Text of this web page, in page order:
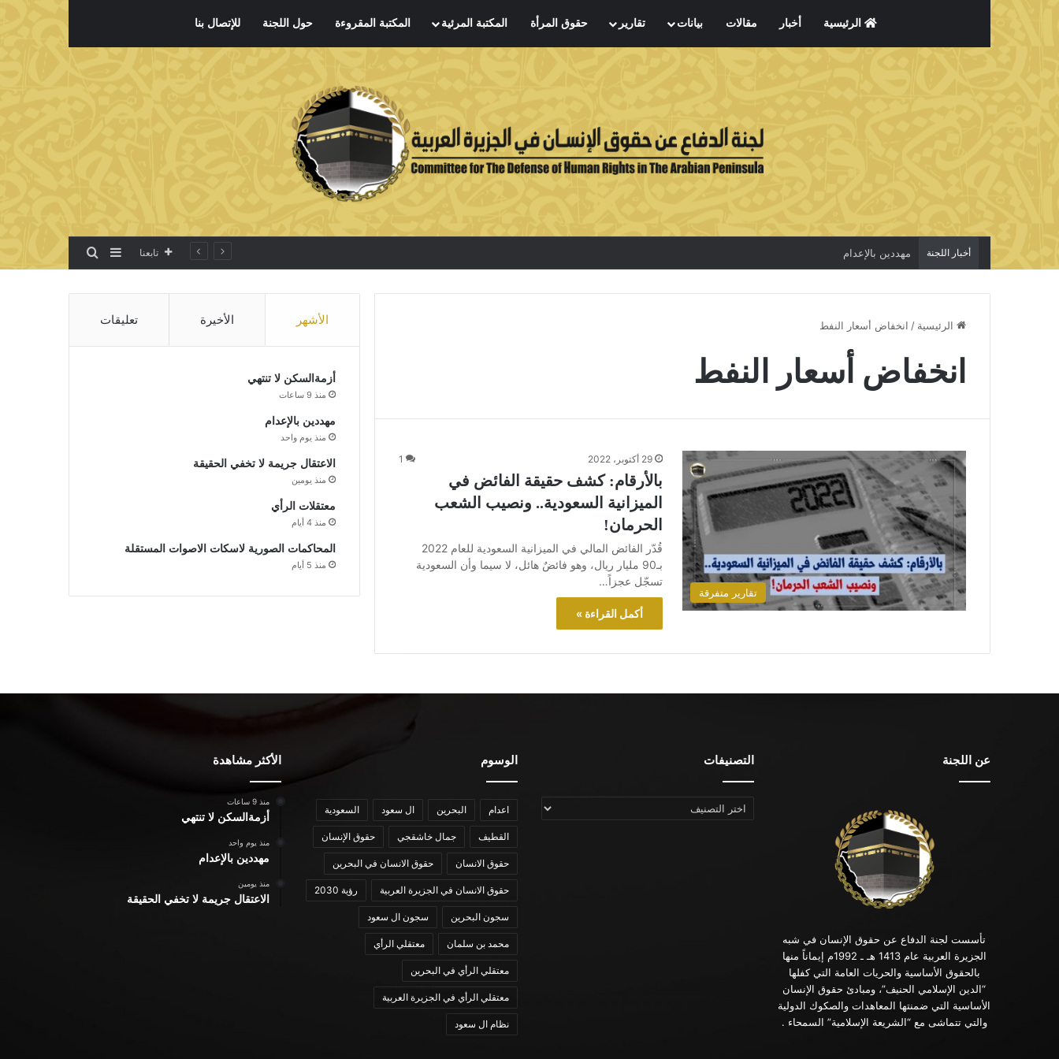
الرئيسية أخبار مقالات بيانات تقارير حقوق المرأة المكتبة المرئية المكتبة المقروءة حول اللجنة للإتصال بنا
أخبار اللجنة مهددين بالإعدام تابعنا إضافة عمود جانبي
بحث عن
الرئيسية / انخفاض أسعار النفط
انخفاض أسعار النفط
تقارير متفرقة
29 أكتوبر، 2022 1
بالأرقام: كشف حقيقة الفائض في
الميزانية السعودية.. ونصيب الشعب
الحرمان!
قُدّر الفائض المالي في الميزانية السعودية للعام 2022
بـ90 مليار ريال، وهو فائضٌ هائل، لا سيما وأن السعودية
تسجّل عجزاً…
أكمل القراءة »
الأشهر الأخيرة تعليقات
أزمةالسكن لا تنتهي
منذ 9 ساعات
مهددين بالإعدام
منذ يوم واحد
الاعتقال جريمة لا تخفي الحقيقة
منذ يومين
معتقلات الرأي
منذ 4 أيام
المحاكمات الصورية لاسكات الاصوات المستقلة
منذ 5 أيام
عن اللجنة
تأسست لجنة الدفاع عن حقوق الإنسان في شبه
الجزيرة العربية عام 1413 هـ ـ 1992م إيماناً منها
بالحقوق الأساسية والحريات العامة التي كفلها
“الدين الإسلامي الحنيف”، ومبادئ حقوق الإنسان
الأساسية التي ضمنتها المعاهدات والصكوك الدولية
والتي تتماشى مع “الشريعة الإسلامية” السمحاء .
التصنيفات
التصنيفات
الوسوم
اعدام البحرين ال سعود السعودية
القطيف جمال خاشقجي حقوق الإنسان
حقوق الانسان حقوق الانسان في البحرين
حقوق الانسان في الجزيرة العربية رؤية 2030
سجون البحرين سجون ال سعود
محمد بن سلمان معتقلي الرأي
معتقلي الرأي في البحرين
معتقلي الرأي في الجزيرة العربية
نظام ال سعود
الأكثر مشاهدة
منذ 9 ساعات
أزمةالسكن لا تنتهي
منذ يوم واحد
مهددين بالإعدام
منذ يومين
الاعتقال جريمة لا تخفي الحقيقة